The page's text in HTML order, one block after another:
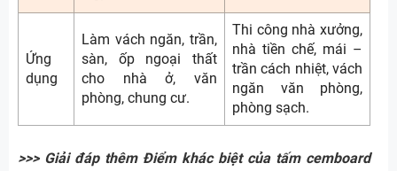
Ứng
dụng
Làm vách ngăn, trần,
sàn, ốp ngoại thất
cho nhà ở, văn
phòng, chung cư.
Thi công nhà xưởng,
nhà tiền chế, mái –
trần cách nhiệt, vách
ngăn văn phòng,
phòng sạch.
>>> Giải đáp thêm Điểm khác biệt của tấm cemboard